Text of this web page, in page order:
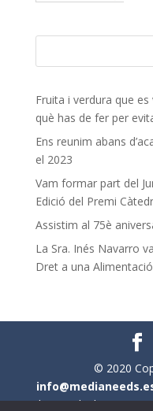
Fruita i verdura que
què has de fer per
Ens reunim abans
el 2023
Vam formar part del
Edició del Premi
Assistim al 75è
La Sra. Inés Navarro
Dret a una
© 2020
| Tots els drets